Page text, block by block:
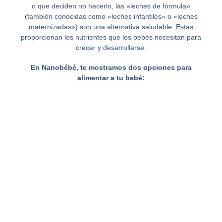
o que deciden no hacerlo, las «leches de fórmula»
(también conocidas como «leches infantiles» o «leches
maternizadas») son una alternativa saludable. Estas
proporcionan los nutrientes que los bebés necesitan para
crecer y desarrollarse.
En Nanobébé, te mostramos dos opciones para
alimentar a tu bebé: